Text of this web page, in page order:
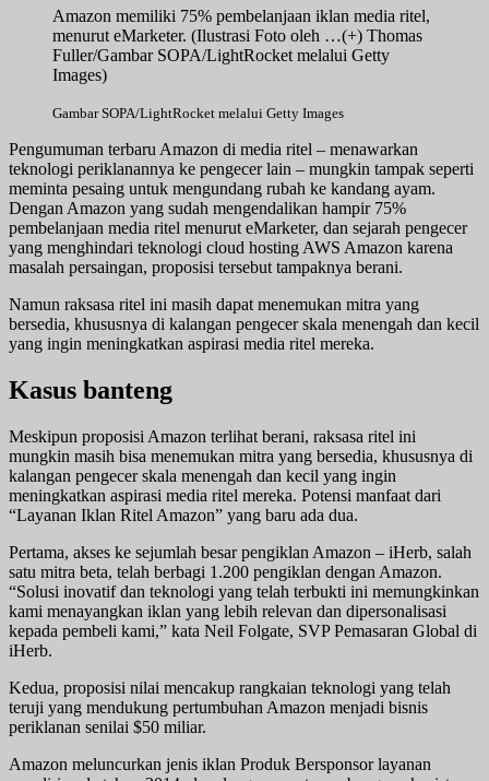
Amazon memiliki 75% pembelanjaan iklan media ritel,
menurut eMarketer. (Ilustrasi Foto oleh …(+) Thomas
Fuller/Gambar SOPA/LightRocket melalui Getty
Images)
Gambar SOPA/LightRocket melalui Getty Images
Pengumuman terbaru Amazon di media ritel – menawarkan
teknologi periklanannya ke pengecer lain – mungkin tampak seperti
meminta pesaing untuk mengundang rubah ke kandang ayam.
Dengan Amazon yang sudah mengendalikan hampir 75%
pembelanjaan media ritel menurut eMarketer, dan sejarah pengecer
yang menghindari teknologi cloud hosting AWS Amazon karena
masalah persaingan, proposisi tersebut tampaknya berani.
Namun raksasa ritel ini masih dapat menemukan mitra yang
bersedia, khususnya di kalangan pengecer skala menengah dan kecil
yang ingin meningkatkan aspirasi media ritel mereka.
Kasus banteng
Meskipun proposisi Amazon terlihat berani, raksasa ritel ini
mungkin masih bisa menemukan mitra yang bersedia, khususnya di
kalangan pengecer skala menengah dan kecil yang ingin
meningkatkan aspirasi media ritel mereka. Potensi manfaat dari
“Layanan Iklan Ritel Amazon” yang baru ada dua.
Pertama, akses ke sejumlah besar pengiklan Amazon – iHerb, salah
satu mitra beta, telah berbagi 1.200 pengiklan dengan Amazon.
“Solusi inovatif dan teknologi yang telah terbukti ini memungkinkan
kami menayangkan iklan yang lebih relevan dan dipersonalisasi
kepada pembeli kami,” kata Neil Folgate, SVP Pemasaran Global di
iHerb.
Kedua, proposisi nilai mencakup rangkaian teknologi yang telah
teruji yang mendukung pertumbuhan Amazon menjadi bisnis
periklanan senilai $50 miliar.
Amazon meluncurkan jenis iklan Produk Bersponsor layanan